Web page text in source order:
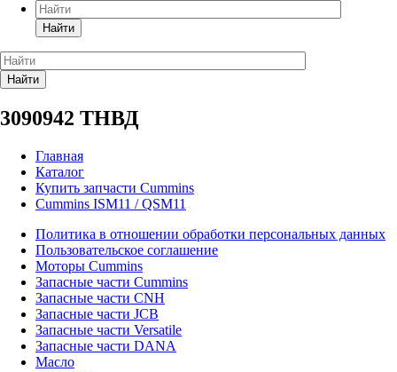
Найти
Найти
3090942 ТНВД
Главная
Каталог
Купить запчасти Cummins
Cummins ISM11 / QSM11
Политика в отношении обработки персональных данных
Пользовательское соглашение
Моторы Cummins
Запасные части Cummins
Запасные части CNH
Запасные части JCB
Запасные части Versatile
Запасные части DANA
Масло